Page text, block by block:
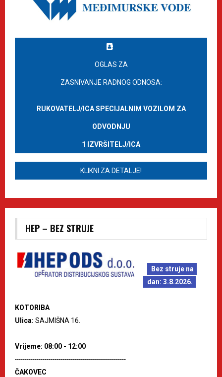
OGLAS ZA
ZASNIVANJE RADNOG ODNOSA:
RUKOVATELJ/ICA SPECIJALNIM VOZILOM ZA
ODVODNJU
1 IZVRŠITELJ/ICA
KLIKNI ZA DETALJE!
HEP – BEZ STRUJE
Bez struje na
dan: 3.8.2026.
KOTORIBA
Ulica: SAJMIŠNA 16.
Vrijeme: 08:00 - 12:00
--------------------------------------------------------
ČAKOVEC